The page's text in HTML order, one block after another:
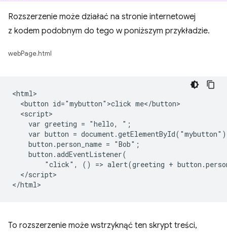
Rozszerzenie może działać na stronie internetowej
z kodem podobnym do tego w poniższym przykładzie.
webPage.html
<html>
  <button id="mybutton">click me</button>
  <script>
    var greeting = "hello, ";
var button =
    button.person_name = "Bob";
    button.addEventListener(
"click", () => alert(greeting +
  </script>
To rozszerzenie może wstrzyknąć ten skrypt treści,